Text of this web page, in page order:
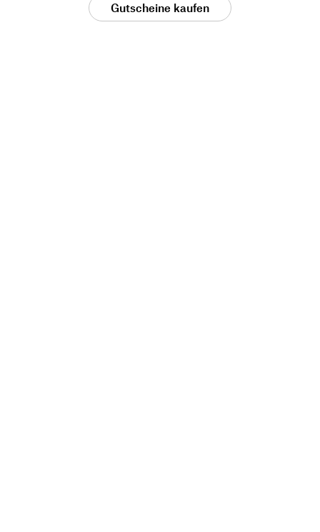
Gutscheine kaufen